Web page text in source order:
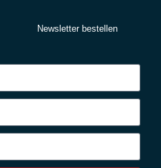
Newsletter bestellen